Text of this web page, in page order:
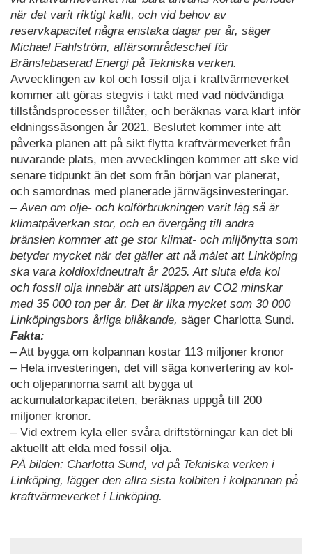
när det varit riktigt kallt, och vid behov av
reservkapacitet några enstaka dagar per år, säger
Michael Fahlström, affärsområdeschef för
Bränslebaserad Energi på Tekniska verken.
Avvecklingen av kol och fossil olja i kraftvärmeverket
kommer att göras stegvis i takt med vad nödvändiga
tillståndsprocesser tillåter, och beräknas vara klart inför
eldningssäsongen år 2021. Beslutet kommer inte att
påverka planen att på sikt flytta kraftvärmeverket från
nuvarande plats, men avvecklingen kommer att ske vid
senare tidpunkt än det som från början var planerat,
och samordnas med planerade järnvägsinvesteringar.
– Även om olje- och kolförbrukningen varit låg så är
klimatpåverkan stor, och en övergång till andra
bränslen kommer att ge stor klimat- och miljönytta som
betyder mycket när det gäller att nå målet att Linköping
ska vara koldioxidneutralt år 2025. Att sluta elda kol
och fossil olja innebär att utsläppen av CO2 minskar
med 35 000 ton per år. Det är lika mycket som 30 000
Linköpingsbors årliga bilåkande, säger Charlotta Sund.
Fakta:
– Att bygga om kolpannan kostar 113 miljoner kronor
– Hela investeringen, det vill säga konvertering av kol-
och oljepannorna samt att bygga ut
ackumulatorkapaciteten, beräknas uppgå till 200
miljoner kronor.
– Vid extrem kyla eller svåra driftstörningar kan det bli
aktuellt att elda med fossil olja.
PÅ bilden: Charlotta Sund, vd på Tekniska verken i
Linköping, lägger den allra sista kolbiten i kolpannan på
kraftvärmeverket i Linköping.